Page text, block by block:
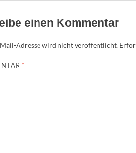
einen Kommentar
Mail-Adresse wird nicht veröffentlicht.
*